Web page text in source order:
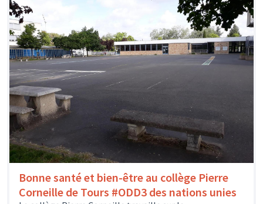
Bonne santé et bien-être au collège Pierre
Corneille de Tours #ODD3 des nations unies